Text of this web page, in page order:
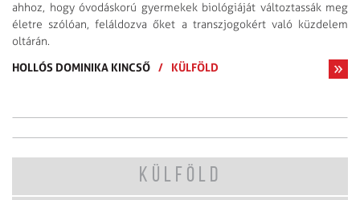
ahhoz, hogy óvodáskorú gyermekek biológiáját változtassák meg
életre szólóan, feláldozva őket a transz­jogokért való küzdelem
oltárán.
HOLLÓS DOMINIKA KINCSŐ / KÜLFÖLD
KÜLFÖLD